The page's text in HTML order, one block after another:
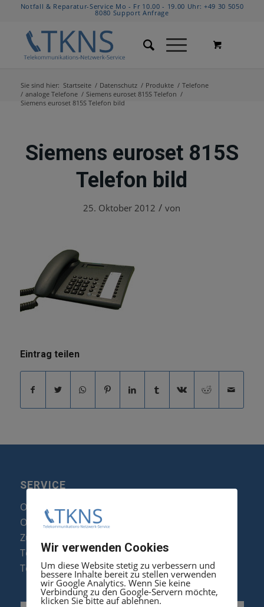
Notfall & Reparatur-Service Mo - Fr 10.00 - 19.00 Uhr:+49 30 5050
8080 Support Anfrage
Sie sind hier: Startseite / Datenschutz / Produkte / Telefone
/ analoge Telefone / Siemens euroset 815S Telefon /
Siemens euroset 815S Telefon bild
Siemens euroset 815S
Telefon bild
25. Oktober 2012 / von
Eintrag teilen
SERVICE
Optipoint Display Reparatur
Octophon F Display Reparatur
Zubehör & Ersatzteile
Telefonanlagen Optimierung
Telefonanlagen Erweiterung
Wir verwenden Cookies
Um diese Website stetig zu verbessern und
bessere Inhalte bereit zu stellen verwenden
wir Google Analytics. Wenn Sie keine
Verbindung zu den Google-Servern möchte,
klicken Sie bitte auf ablehnen.